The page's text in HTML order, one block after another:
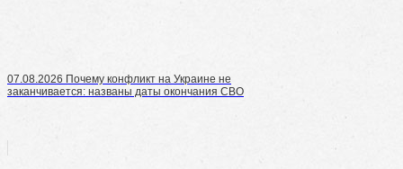
07.08.2026 Почему конфликт на Украине не
заканчивается: названы даты окончания СВО